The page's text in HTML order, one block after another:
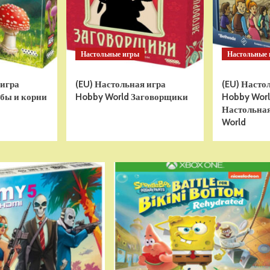
и корни
Настольные игры
(EU) Настольная игра
Hobby World Заговорщики
Настольные
(EU)
Hobby
World